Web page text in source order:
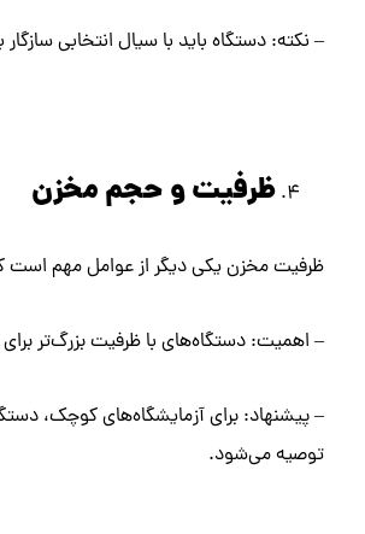
– نکته: دستگاه باید با سیال انتخابی
ظرفیت و حجم مخزن
ظرفیت مخزن یکی دیگر از عوامل مهم است
– اهمیت: دستگاه‌های با ظرفیت بزرگ‌تر
توصیه می‌شود.